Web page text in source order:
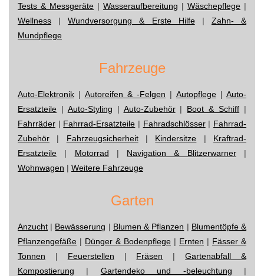
Tests & Messgeräte | Wasseraufbereitung | Wäschepflege |
Wellness |Wundversorgung & Erste Hilfe| Zahn- &
Mundpflege
Fahrzeuge
Auto-Elektronik | Autoreifen & -Felgen | Autopflege| Auto-
Ersatzteile | Auto-Styling | Auto-Zubehör| Boot & Schiff |
Fahrräder | Fahrrad-Ersatzteile | Fahradschlösser| Fahrrad-
Zubehör | Fahrzeugsicherheit| Kindersitze | Kraftrad-
Ersatzteile | Motorrad | Navigation & Blitzerwarner|
Wohnwagen | Weitere Fahrzeuge
Garten
Anzucht | Bewässerung | Blumen & Pflanzen | Blumentöpfe &
Pflanzengefäße | Dünger & Bodenpflege | Ernten | Fässer &
Tonnen | Feuerstellen | Fräsen |Gartenabfall &
Kompostierung | Gartendeko und -beleuchtung |